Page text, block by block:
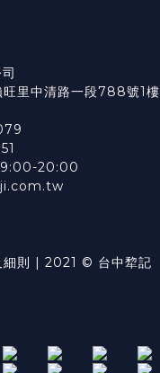
里中清路一段788號1樓
20:00
則 | 2021 © 台中犂記